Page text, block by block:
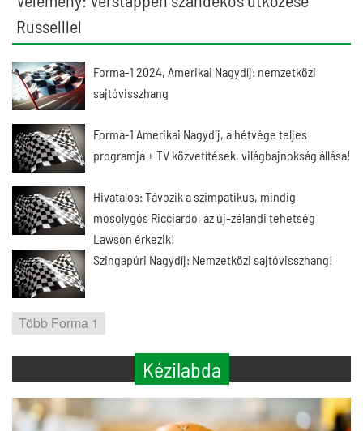
Russelllel
Forma-1 2024, Amerikai Nagydíj: nemzetközi
sajtóvisszhang
Forma-1 Amerikai Nagydíj, a hétvége teljes
programja + TV közvetítések, világbajnokság állása!
Hivatalos: Távozik a szimpatikus, mindig
mosolygós Ricciardo, az új-zélandi tehetség
Lawson érkezik!
Szingapúri Nagydíj: Nemzetközi sajtóvisszhang!
Több Forma 1
Kézilabda